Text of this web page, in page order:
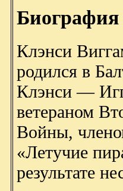
Биография
Клэнси
родился в
Клэнси —
ветераном
Войны,
«Летучие
результате